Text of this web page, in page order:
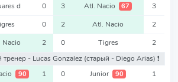
d 0 3 Atl. Nacio 67 3
0 2 Atl. Nacio 2
Nacio 2 0 Tigres
2
тренер - Lucas Gonzalez (старый - Diego Arias) ❗️
90 1 0 Junior 90 1